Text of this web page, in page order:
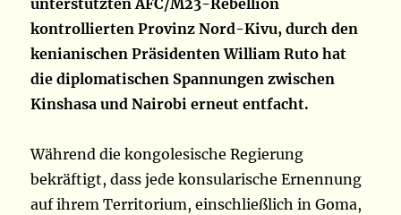
unterstützten AFC/M23-Rebellion
kontrollierten Provinz Nord-Kivu, durch den
kenianischen Präsidenten William Ruto hat
die diplomatischen Spannungen zwischen
Kinshasa und Nairobi erneut entfacht.
Während die kongolesische Regierung
bekräftigt, dass jede konsularische Ernennung
auf ihrem Territorium, einschließlich in Goma,